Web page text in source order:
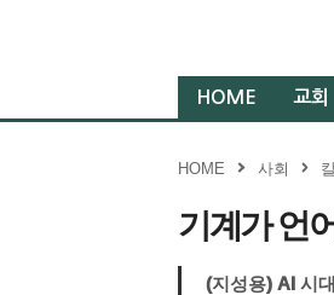
HOME 교회
HOME 사회
기계가 언
(지성용) AI 시